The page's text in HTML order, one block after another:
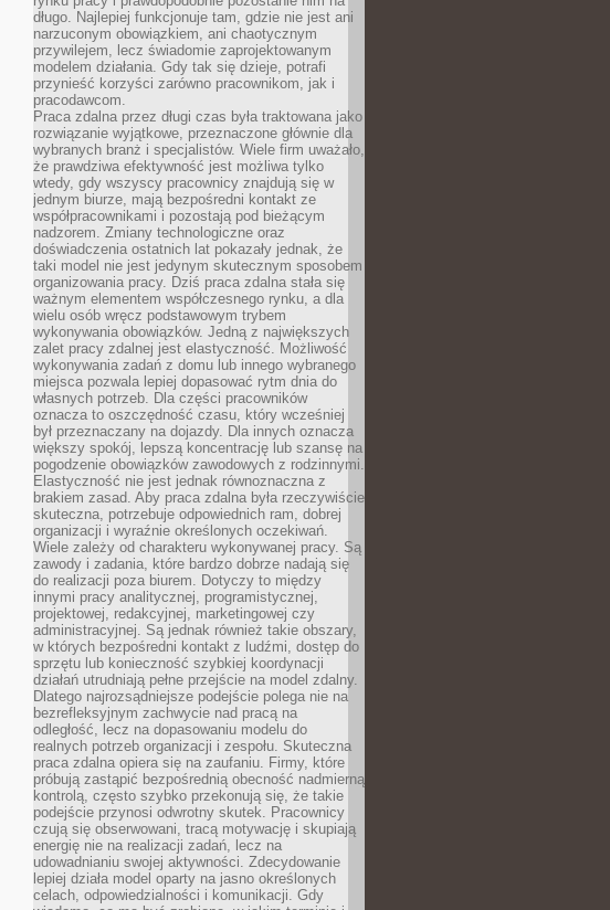
długo. Najlepiej funkcjonuje tam, gdzie nie jest ani
narzuconym obowiązkiem, ani chaotycznym
przywilejem, lecz świadomie zaprojektowanym
modelem działania. Gdy tak się dzieje, potrafi
przynieść korzyści zarówno pracownikom, jak i
pracodawcom.
Praca zdalna przez długi czas była traktowana jako
rozwiązanie wyjątkowe, przeznaczone głównie dla
wybranych branż i specjalistów. Wiele firm uważało,
że prawdziwa efektywność jest możliwa tylko
wtedy, gdy wszyscy pracownicy znajdują się w
jednym biurze, mają bezpośredni kontakt ze
współpracownikami i pozostają pod bieżącym
nadzorem. Zmiany technologiczne oraz
doświadczenia ostatnich lat pokazały jednak, że
taki model nie jest jedynym skutecznym sposobem
organizowania pracy. Dziś praca zdalna stała się
ważnym elementem współczesnego rynku, a dla
wielu osób wręcz podstawowym trybem
wykonywania obowiązków. Jedną z największych
zalet pracy zdalnej jest elastyczność. Możliwość
wykonywania zadań z domu lub innego wybranego
miejsca pozwala lepiej dopasować rytm dnia do
własnych potrzeb. Dla części pracowników
oznacza to oszczędność czasu, który wcześniej
był przeznaczany na dojazdy. Dla innych oznacza
większy spokój, lepszą koncentrację lub szansę na
pogodzenie obowiązków zawodowych z rodzinnymi.
Elastyczność nie jest jednak równoznaczna z
brakiem zasad. Aby praca zdalna była rzeczywiście
skuteczna, potrzebuje odpowiednich ram, dobrej
organizacji i wyraźnie określonych oczekiwań.
Wiele zależy od charakteru wykonywanej pracy. Są
zawody i zadania, które bardzo dobrze nadają się
do realizacji poza biurem. Dotyczy to między
innymi pracy analitycznej, programistycznej,
projektowej, redakcyjnej, marketingowej czy
administracyjnej. Są jednak również takie obszary,
w których bezpośredni kontakt z ludźmi, dostęp do
sprzętu lub konieczność szybkiej koordynacji
działań utrudniają pełne przejście na model zdalny.
Dlatego najrozsądniejsze podejście polega nie na
bezrefleksyjnym zachwycie nad pracą na
odległość, lecz na dopasowaniu modelu do
realnych potrzeb organizacji i zespołu. Skuteczna
praca zdalna opiera się na zaufaniu. Firmy, które
próbują zastąpić bezpośrednią obecność nadmierną
kontrolą, często szybko przekonują się, że takie
podejście przynosi odwrotny skutek. Pracownicy
czują się obserwowani, tracą motywację i skupiają
energię nie na realizacji zadań, lecz na
udowadnianiu swojej aktywności. Zdecydowanie
lepiej działa model oparty na jasno określonych
celach, odpowiedzialności i komunikacji. Gdy